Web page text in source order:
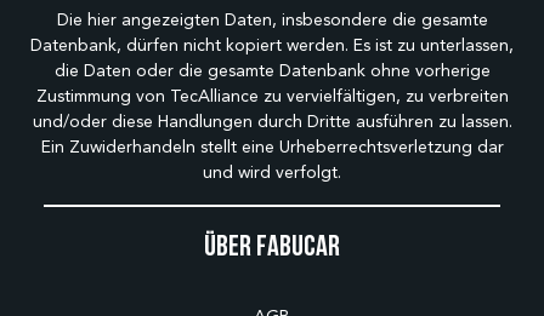
Über Fabucar
Die hier angezeigten Daten, insbesondere die gesamte
Datenbank, dürfen nicht kopiert werden. Es ist zu unterlassen,
die Daten oder die gesamte Datenbank ohne vorherige
Zustimmung von TecAlliance zu vervielfältigen, zu verbreiten
und/oder diese Handlungen durch Dritte ausführen zu lassen.
Ein Zuwiderhandeln stellt eine Urheberrechtsverletzung dar
und wird verfolgt.